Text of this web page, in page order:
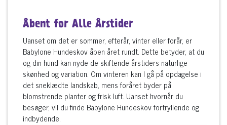
Åbent for Alle Årstider
Uanset om det er sommer, efterår, vinter eller forår, er
Babylone Hundeskov åben året rundt. Dette betyder, at du
og din hund kan nyde de skiftende årstiders naturlige
skønhed og variation. Om vinteren kan I gå på opdagelse i
det sneklædte landskab, mens foråret byder på
blomstrende planter og frisk luft. Uanset hvornår du
besøger, vil du finde Babylone Hundeskov fortryllende og
indbydende.